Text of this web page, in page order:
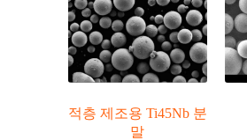
적층 제조용 Ti45Nb 분
말